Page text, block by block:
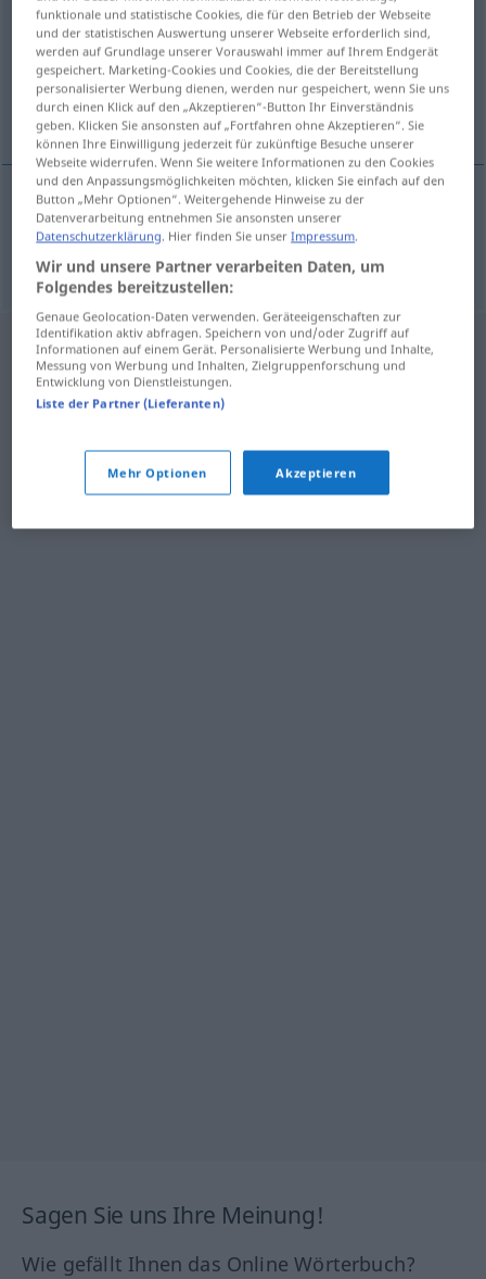
Übersicht aller Übersetzungen
(Für mehr Details die Übersetzung anklicken/antippen)
spurlos
spurlos bestraga
Sagen Sie uns Ihre Meinung!
Wie gefällt Ihnen das Online Wörterbuch?
funktionale und statistische Cookies, die für den Betrieb der Webseite
und der statistischen Auswertung unserer Webseite erforderlich sind,
werden auf Grundlage unserer Vorauswahl immer auf Ihrem Endgerät
gespeichert. Marketing-Cookies und Cookies, die der Bereitstellung
personalisierter Werbung dienen, werden nur gespeichert, wenn Sie uns
durch einen Klick auf den „Akzeptieren“-Button Ihr Einverständnis
geben. Klicken Sie ansonsten auf „Fortfahren ohne Akzeptieren“. Sie
können Ihre Einwilligung jederzeit für zukünftige Besuche unserer
Webseite widerrufen. Wenn Sie weitere Informationen zu den Cookies
und den Anpassungsmöglichkeiten möchten, klicken Sie einfach auf den
Button „Mehr Optionen“. Weitergehende Hinweise zu der
Datenverarbeitung entnehmen Sie ansonsten unserer
Datenschutzerklärung . Hier finden Sie unserImpressum
Wir und unsere Partner verarbeiten Daten, um
Folgendes bereitzustellen:
Genaue Geolocation-Daten verwenden. Geräteeigenschaften zur
Identifikation aktiv abfragen. Speichern von und/oder Zugriff auf
Informationen auf einem Gerät. Personalisierte Werbung und Inhalte,
Messung von Werbung und Inhalten, Zielgruppenforschung und
Entwicklung von Dienstleistungen.
Liste der Partner (Lieferanten)
Mehr Optionen Akzeptieren